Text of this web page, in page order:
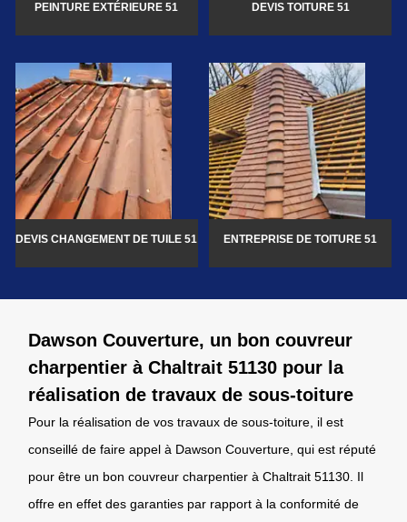
PEINTURE EXTÉRIEURE 51 DEVIS TOITURE 51
DEVIS CHANGEMENT DE TUILE 51 ENTREPRISE DE TOITURE 51
Dawson Couverture, un bon couvreur
charpentier à Chaltrait 51130 pour la
réalisation de travaux de sous-toiture
Pour la réalisation de vos travaux de sous-toiture, il est
conseillé de faire appel à Dawson Couverture, qui est réputé
pour être un bon couvreur charpentier à Chaltrait 51130. Il
offre en effet des garanties par rapport à la conformité de